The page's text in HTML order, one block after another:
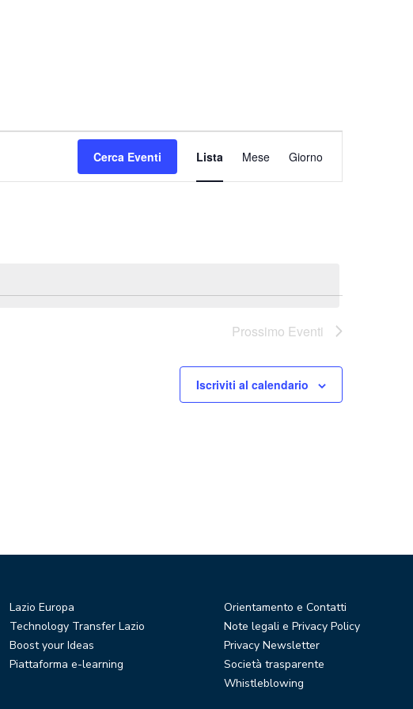
Cerca Eventi
Viste
Navigazione
Lista Mese Giorno
Prossimo Eventi
Iscriviti al calendario
Lazio Europa
Technology Transfer Lazio
Boost your Ideas
Piattaforma e-learning
Orientamento e Contatti
Note legali e Privacy Policy
Privacy Newsletter
Società trasparente
Whistleblowing